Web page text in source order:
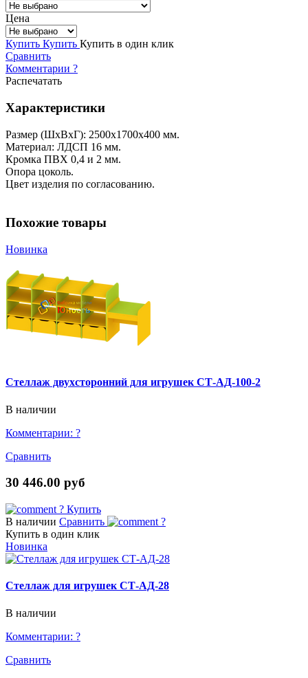
Цена
Купить Купить Купить в один клик
Сравнить
Комментарии ?
Распечатать
Характеристики
Размер (ШхВхГ): 2500х1700х400 мм.
Материал: ЛДСП 16 мм.
Кромка ПВХ 0,4 и 2 мм.
Опора цоколь.
Цвет изделия по согласованию.
Похожие товары
Новинка
Стеллаж двухсторонний для игрушек СТ-АД-100-2
В наличии
Комментарии: ?
Сравнить
30 446.00 руб
? Купить
В наличии Сравнить
?
Купить в один клик
Новинка
Стеллаж для игрушек СТ-АД-28
В наличии
Комментарии: ?
Сравнить